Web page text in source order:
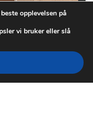
opplevelsen på
vi bruker eller slå